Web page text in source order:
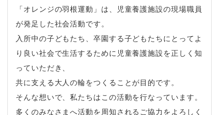
「オレンジの羽根運動」は、児童養護施設の現場職員
が発足した社会活動です。
入所中の子どもたち、卒園する子どもたちにとってよ
り良い社会で生活するために児童養護施設を正しく知
っていただき、
共に支える大人の輪をつくることが目的です。
そんな想いで、私たちはこの活動を行なっています。
多くのみなさまへ活動を周知されるご協力をよろしく